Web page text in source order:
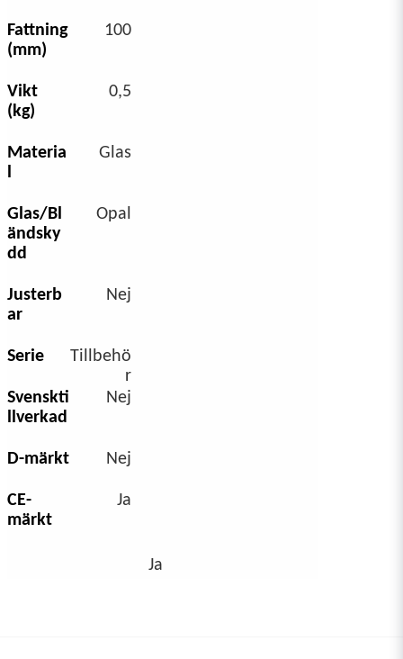
Fattning
(mm)
100
Vikt
(kg)
0,5
Materia
l
Glas
Glas/Bl
ändsky
dd
Opal
Justerb
ar
Nej
Serie
Tillbehö
r
Svenskti
llverkad
Nej
D-märkt Nej
CE-
märkt
Ja
Ja